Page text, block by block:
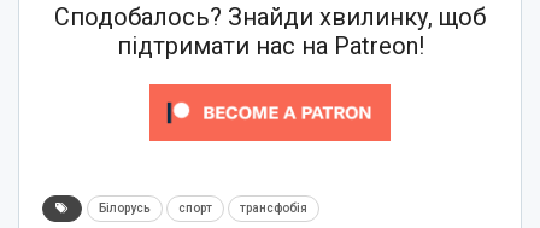
Сподобалось? Знайди хвилинку, щоб
підтримати нас на Patreon!
Білорусь спорт трансфобія